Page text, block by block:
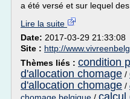
a été versé et sur lequel
Lire la suite
Date: 2017-03-29 21:33:08
Site : http://
Thèmes liés : condition
d'allocation chomage /
d'allocation chomage /
calcul